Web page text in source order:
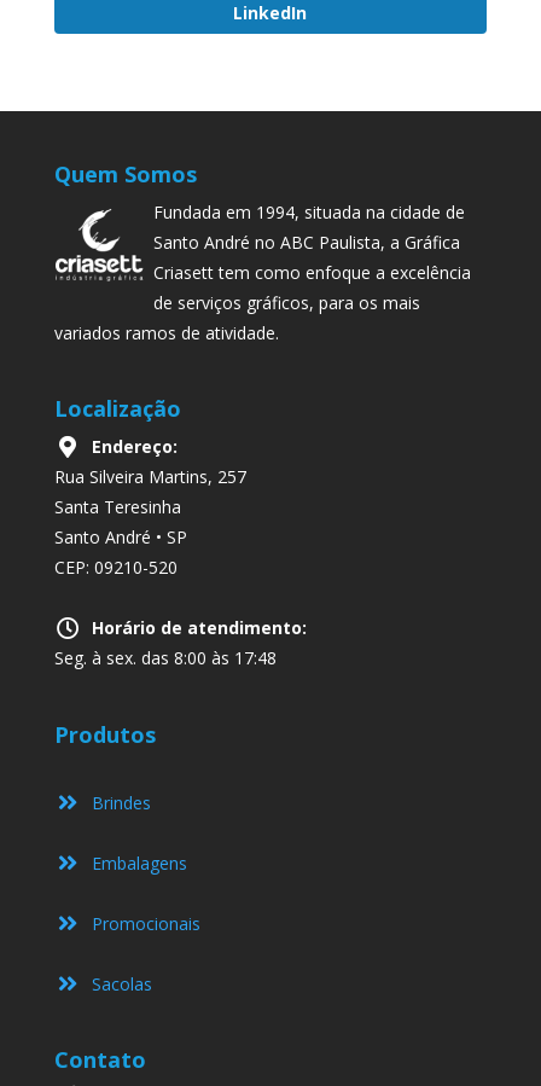
LinkedIn
Quem Somos
Fundada em 1994, situada na cidade de
Santo André no ABC Paulista, a Gráfica
Criasett tem como enfoque a excelência
de serviços gráficos, para os mais
variados ramos de atividade.
Localização
Endereço:
Rua Silveira Martins, 257
Santa Teresinha
Santo André • SP
CEP: 09210-520
Horário de atendimento:
Seg. à sex. das 8:00 às 17:48
Produtos
Brindes
Embalagens
Promocionais
Sacolas
Contato